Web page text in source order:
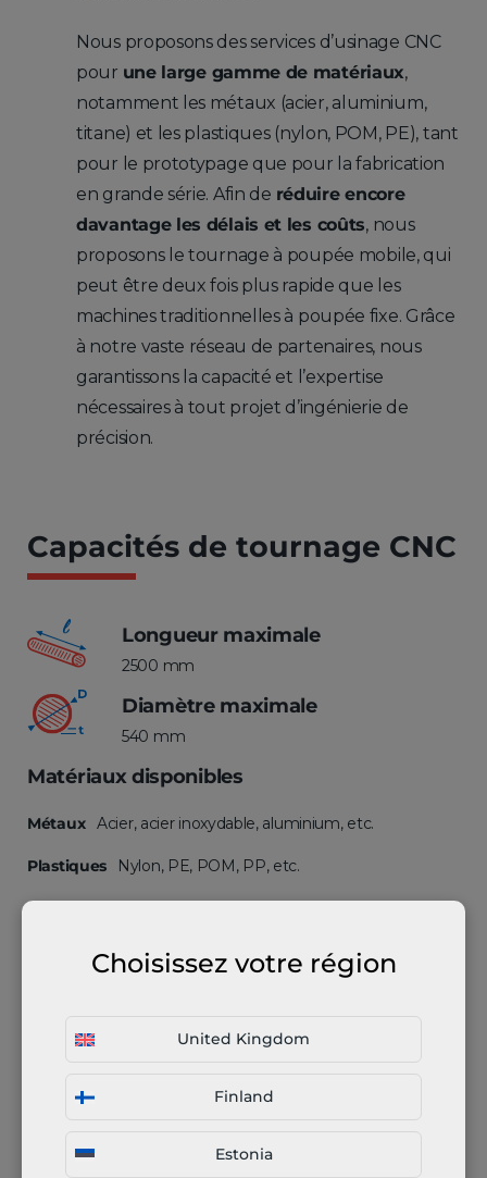
Choisissez votre région
United Kingdom
Finland
Estonia
Nous proposons des services d’usinage CNC
pour une large gamme de matériaux,
notamment les métaux (acier, aluminium,
titane) et les plastiques (nylon, POM, PE), tant
pour le prototypage que pour la fabrication
en grande série. Afin de réduire encore
davantage les délais et les coûts, nous
proposons le tournage à poupée mobile, qui
peut être deux fois plus rapide que les
machines traditionnelles à poupée fixe. Grâce
à notre vaste réseau de partenaires, nous
garantissons la capacité et l’expertise
nécessaires à tout projet d’ingénierie de
précision.
Capacités de tournage CNC
Longueur maximale
2500 mm
Diamètre maximale
540 mm
Matériaux disponibles
Métaux Acier, acier inoxydable, aluminium, etc.
Plastiques Nylon, PE, POM, PP, etc.